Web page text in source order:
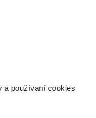
a používaní cookies